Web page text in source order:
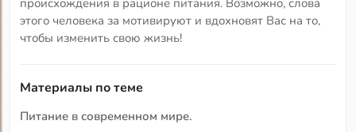
происхождения в рационе питания. Возможно, слова
этого человека за мотивируют и вдохновят Вас на то,
чтобы изменить свою жизнь!
Материалы по теме
Питание в современном мире.